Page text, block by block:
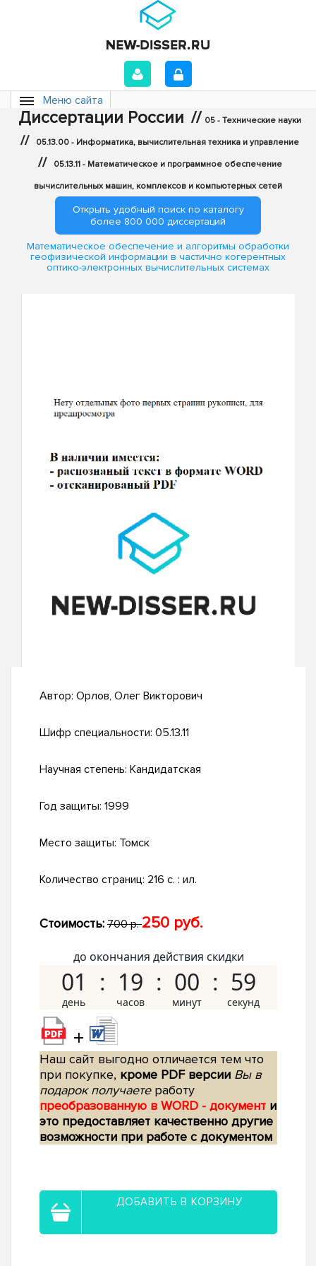
Меню сайта
Диссертации России // 05 - Технические науки
// 05.13.00 - Информатика, вычислительная техника и управление
// 05.13.11 - Математическое и программное обеспечение
вычислительных машин, комплексов и компьютерных сетей
Открыть удобный поиск по каталогу
более 800 000 диссертаций
Математическое обеспечение и алгоритмы обработки
геофизической информации в частично когерентных
оптико-электронных вычислительных системах
Автор: Орлов, Олег Викторович
Шифр специальности: 05.13.11
Научная степень: Кандидатская
Год защиты: 1999
Место защиты: Томск
Количество страниц: 216 с. : ил.
Стоимость: 700 р.250 руб.
до окончания действия скидки
01 19 00 58
+
Наш сайт выгодно отличается тем что
при покупке, кроме PDF версии Вы в
подарок получаетеработу
преобразованную в WORD - документ и
это предоставляет качественно другие
возможности при работе с документом
ДОБАВИТЬ В КОРЗИНУ